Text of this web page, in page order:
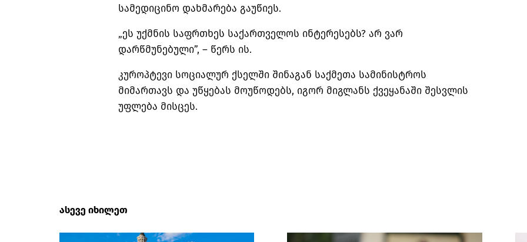
სამედიცინო დახმარება გაუწიეს.
„ეს უქმნის საფრთხეს საქართველოს ინტერესებს? არ ვარ
დარწმუნებული”, – წერს ის.
კუროპტევი სოციალურ ქსელში შინაგან საქმეთა სამინისტროს
მიმართავს და უწყებას მოუწოდებს, იგორ მიგლანს ქვეყანაში შესვლის
უფლება მისცეს.
ასევე იხილეთ